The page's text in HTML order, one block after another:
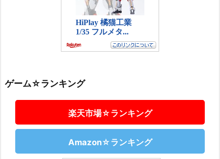
ゲーム☆ランキング
楽天市場☆ランキング
Amazon☆ランキング